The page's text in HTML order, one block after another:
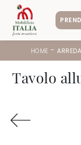
HOME -
Tavolo